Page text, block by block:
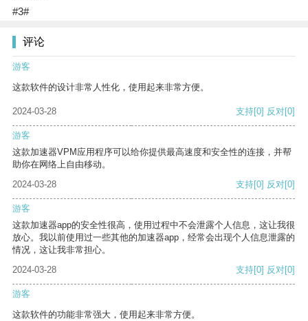
#3#
评论
游客
这款软件的设计非常人性化，使用起来非常方便。
2024-03-28 支持[0] 反对[0]
游客
这款加速器VPM应用程序可以给你提供最高速度和安全性的连接，并帮
助你在网络上自由移动。
2024-03-28
支持[0] 反对[0]
游客
这款加速器app的安全性很高，使用过程中不会泄露个人信息，这让我很
放心。我以前使用过一些其他的加速器app，经常会出现个人信息泄露的
情况，这让我非常担心。
2024-03-28
支持[0] 反对[0]
游客
这款软件的功能非常强大，使用起来非常方便。